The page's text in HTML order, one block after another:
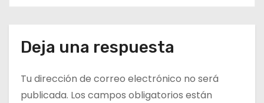
r
d
Deja una respuesta
Tu dirección de correo electrónico no será
publicada. Los campos obligatorios están